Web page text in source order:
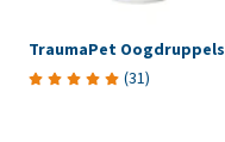
TraumaPet Oogdruppels
(31)